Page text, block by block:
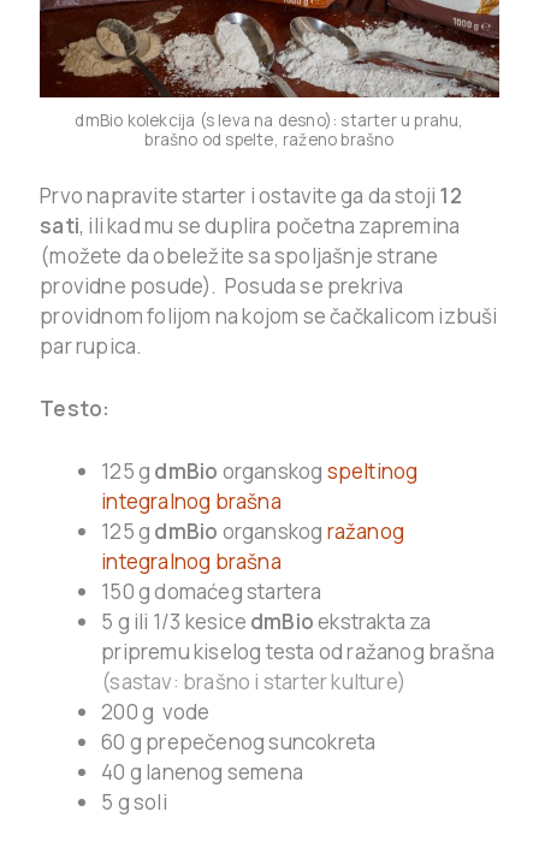
dmBio kolekcija (s leva na desno): starter u prahu,
brašno od spelte, raženo brašno
Prvo napravite starter i ostavite ga da stoji 12
sati, ili kad mu se duplira početna zapremina
(možete da obeležite sa spoljašnje strane
providne posude). Posuda se prekriva
providnom folijom na kojom se čačkalicom izbuši
par rupica.
Testo:
125 g dmBio organskog speltinog
integralnog brašna
125 g dmBio organskog ražanog
integralnog brašna
150 g domaćeg startera
5 g ili 1/3 kesice dmBioekstrakta za
pripremu kiselog testa od ražanog brašna
(sastav: brašno i starter kulture)
200 g vode
60 g prepečenog suncokreta
40 g lanenog semena
5 g soli